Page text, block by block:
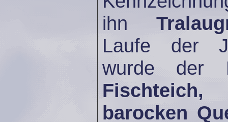
ihn
Laufe der
wurde der
Fischteich,
barocken